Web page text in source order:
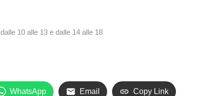
10 alle 13 e dalle 14 alle 18
WhatsApp Email Copy Link